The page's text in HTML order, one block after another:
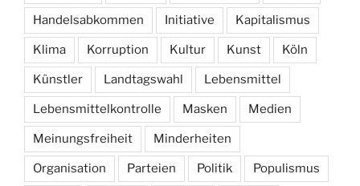
Handelsabkommen Initiative Kapitalismus
Klima Korruption Kultur Kunst Köln
Künstler Landtagswahl Lebensmittel
Lebensmittelkontrolle Masken Medien
Meinungsfreiheit Minderheiten
Organisation Parteien Politik Populismus